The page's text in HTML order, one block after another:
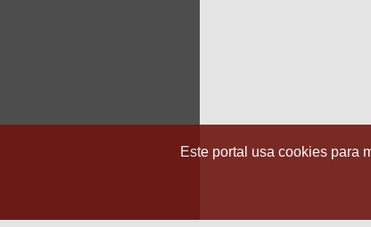
Este portal usa cookies para